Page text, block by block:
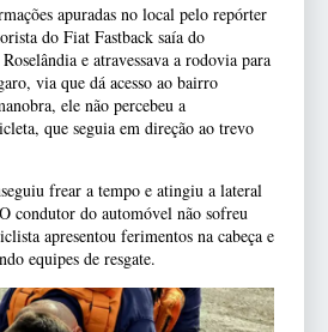
apuradas no local pelo repórter
do Fiat Fastback saía do
e atravessava a rodovia para
via que dá acesso ao bairro
ele não percebeu a
que seguia em direção ao trevo
frear a tempo e atingiu a lateral
condutor do automóvel não sofreu
apresentou ferimentos na cabeça e
equipes de resgate.